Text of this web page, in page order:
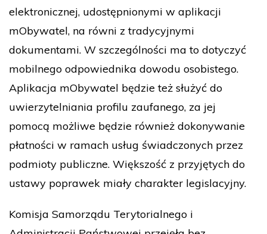
elektronicznej, udostępnionymi w aplikacji
mObywatel, na równi z tradycyjnymi
dokumentami. W szczególności ma to dotyczyć
mobilnego odpowiednika dowodu osobistego.
Aplikacja mObywatel będzie też służyć do
uwierzytelniania profilu zaufanego, za jej
pomocą możliwe będzie również dokonywanie
płatności w ramach usług świadczonych przez
podmioty publiczne. Większość z przyjętych do
ustawy poprawek miały charakter legislacyjny.
Komisja Samorządu Terytorialnego i